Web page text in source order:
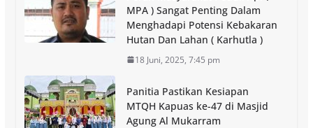
MPA ) Sangat Penting Dalam
Menghadapi Potensi Kebakaran
Hutan Dan Lahan ( Karhutla )
18 Juni, 2025, 7:45 pm
Panitia Pastikan Kesiapan
MTQH Kapuas ke-47 di Masjid
Agung Al Mukarram